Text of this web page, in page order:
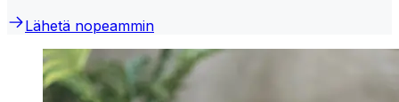
Lähetä nopeammin